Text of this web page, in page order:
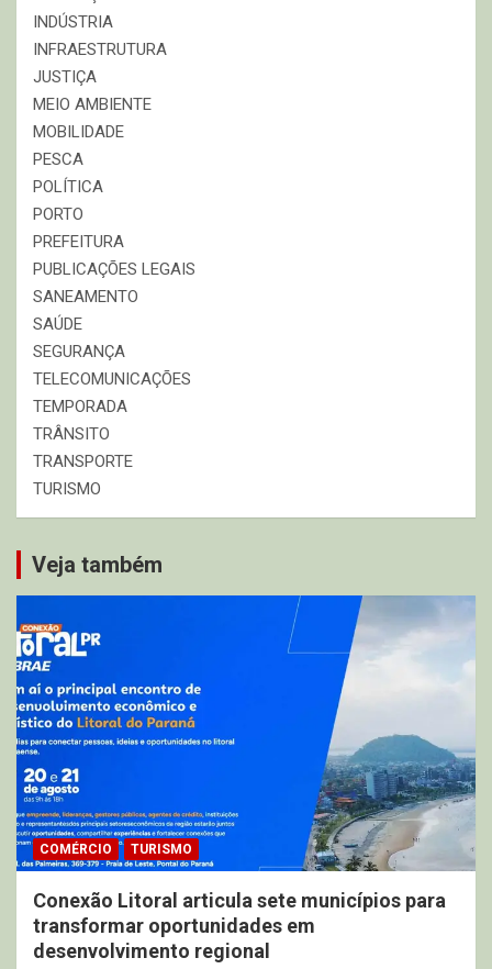
INDÚSTRIA
INFRAESTRUTURA
JUSTIÇA
MEIO AMBIENTE
MOBILIDADE
PESCA
POLÍTICA
PORTO
PREFEITURA
PUBLICAÇÕES LEGAIS
SANEAMENTO
SAÚDE
SEGURANÇA
TELECOMUNICAÇÕES
TEMPORADA
TRÂNSITO
TRANSPORTE
TURISMO
Veja também
COMÉRCIO TURISMO
Conexão Litoral articula sete municípios para
transformar oportunidades em
desenvolvimento regional